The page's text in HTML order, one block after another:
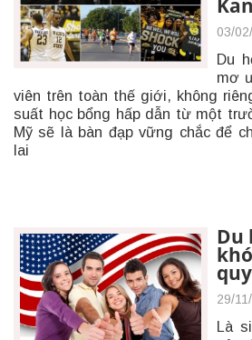
03/
Du
mơ
viên trên toàn thế giới, không
suất học bổng hấp dẫn từ một
Mỹ sẽ là bàn đạp vững chắc để
lai
Du
29/
Là